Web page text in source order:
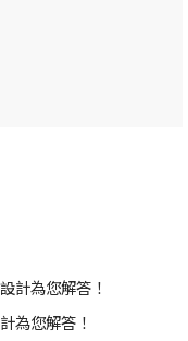
計為您解答！
為您解答！